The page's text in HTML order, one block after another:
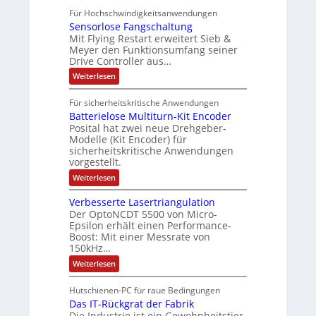
e
s
c
h
ä
f
t
c
h
e
A
u
t
o
a
t
i
o
n
g
e
w
ä
l
t
A
r
b
e
i
t
s
k
ä
f
t
e
p
a
n
d
i
e
t
u
n
d
4
0
A
C
-
N
e
t
z
t
e
l
e
r
h
ä
l
t
S
c
h
u
t
z
a
k
b
s
c
h
Für Hochschwindigkeitsanwendungen
Sensorlose Fangschaltung
Mit Flying Restart erweitert Sieb &
Meyer den Funktionsumfang seiner
Drive Controller aus…
Weiterlesen:
S
n
s
o
r
l
o
s
e
F
a
n
g
s
c
h
a
l
t
n
g
Für sicherheitskritische Anwendungen
Batterielose Multiturn-Kit Encoder
Posital hat zwei neue Drehgeber-
Modelle (Kit Encoder) für
sicherheitskritische Anwendungen
vorgestellt.
Weiterlesen:
B
t
t
e
r
e
l
o
e
M
Verbesserte Lasertriangulation
Der OptoNCDT 5500 von Micro-
Epsilon erhält einen Performance-
Boost: Mit einer Messrate von
150kHz…
Weiterlesen:
V
r
b
e
Hutschienen-PC für raue Bedingungen
Das IT-Rückgrat der Fabrik